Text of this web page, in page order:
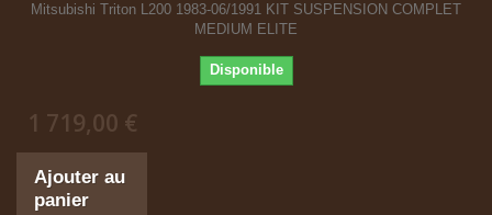
Mitsubishi Triton L200 1983-06/1991 KIT SUSPENSION COMPLET
MEDIUM ELITE
Disponible
1 719,00 €
Ajouter au
panier